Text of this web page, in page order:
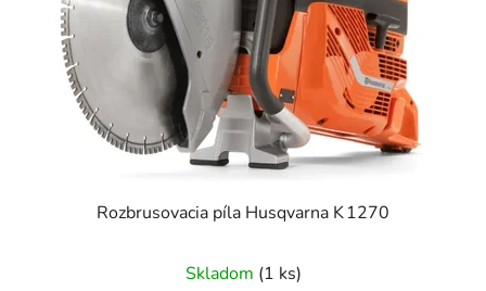
Rozbrusovacia píla Husqvarna K 1270
Skladom (1 ks)